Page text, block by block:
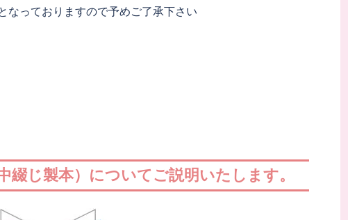
なっておりますので予めご了承下さい
じ製本）についてご説明いたします。